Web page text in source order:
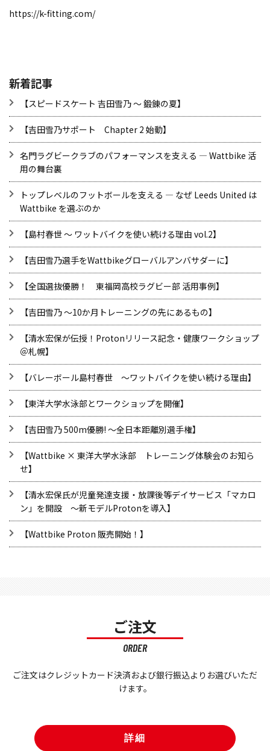
https://k-fitting.com/
新着記事
【スピードスケート 吉田雪乃 ～ 鍛錬の夏】
【吉田雪乃サポート Chapter 2 始動】
名門ラグビークラブのパフォーマンスを支える ― Wattbike 活
用の舞台裏
トップレベルのフットボールを支える ― なぜ Leeds United は
Wattbike を選ぶのか
【島村春世 ～ ワットバイクを使い続ける理由 vol.2】
【吉田雪乃選手をWattbikeグローバルアンバサダーに】
【全国選抜優勝！ 東福岡高校ラグビー部 活用事例】
【吉田雪乃 ～10か月トレーニングの先にあるもの】
【清水宏保が伝授！Protonリリース記念・健康ワークショップ
＠札幌】
【バレーボール島村春世 ～ワットバイクを使い続ける理由】
【東洋大学水泳部とワークショップを開催】
【吉田雪乃 500m優勝! ～全日本距離別選手権】
【Wattbike × 東洋大学水泳部 トレーニング体験会のお知ら
せ】
【清水宏保氏が児童発達支援・放課後等デイサービス「マカロ
ン」を開設 ～新モデルProtonを導入】
​【Wattbike Proton 販売開始！】
ご注文
ORDER
ご注文はクレジットカード決済および銀行振込よりお選びいただ
けます。
詳細